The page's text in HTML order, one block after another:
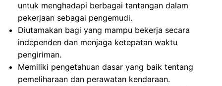
untuk menghadapi berbagai tantangan dalam
pekerjaan sebagai pengemudi.
Diutamakan bagi yang mampu bekerja secara
independen dan menjaga ketepatan waktu
pengiriman.
Memiliki pengetahuan dasar yang baik tentang
pemeliharaan dan perawatan kendaraan.